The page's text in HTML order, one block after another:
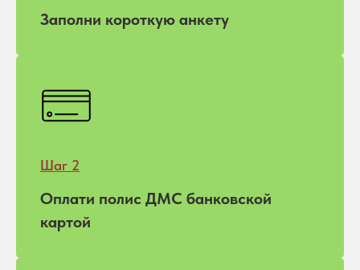
Заполни короткую анкету
Шаг 2
Оплати полис ДМС банковской
картой